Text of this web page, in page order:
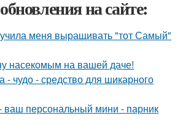
на сайте:
меня выращивать "тот Самый"
насекомым на вашей даче!
- чудо - средство для шикарного
ваш персональный мини - парник